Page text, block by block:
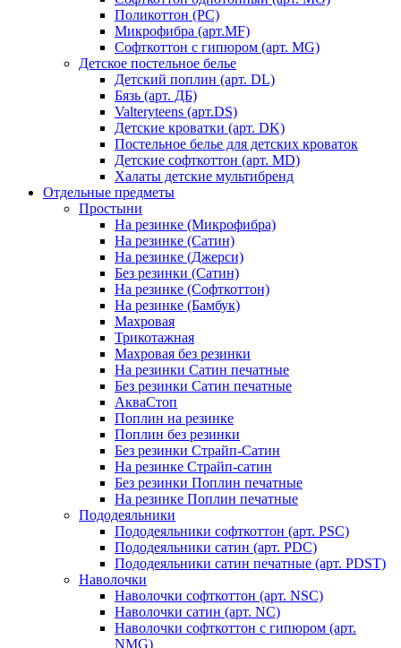
Поликоттон (PC)
Микрофибра (арт.MF)
Софткоттон с гипюром (арт. MG)
Детское постельное белье
Детский поплин (арт. DL)
Бязь (арт. ДБ)
Valteryteens (арт.DS)
Детские кроватки (арт. DK)
Постельное белье для детских кроваток
Детские софткоттон (арт. MD)
Халаты детские мультибренд
Отдельные предметы
Простыни
На резинке (Микрофибра)
На резинке (Сатин)
На резинке (Джерси)
Без резинки (Сатин)
На резинке (Софткоттон)
На резинке (Бамбук)
Махровая
Трикотажная
Махровая без резинки
На резинки Сатин печатные
Без резинки Сатин печатные
АкваСтоп
Поплин на резинке
Поплин без резинки
Без резинки Страйп-Сатин
На резинке Страйп-сатин
Без резинки Поплин печатные
На резинке Поплин печатные
Пододеяльники
Пододеяльники софткоттон (арт. PSC)
Пододеяльники сатин (арт. PDC)
Пододеяльники сатин печатные (арт. PDST)
Наволочки
Наволочки софткоттон (арт. NSC)
Наволочки сатин (арт. NC)
Наволочки софткоттон с гипюром (арт.
NMG)